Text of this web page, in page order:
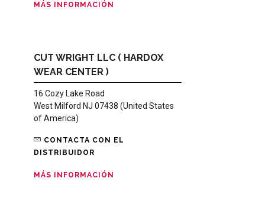
MÁS INFORMACIÓN
CUT WRIGHT LLC ( HARDOX
WEAR CENTER )
16 Cozy Lake Road
West Milford NJ 07438 (United States
of America)
CONTACTA CON EL
DISTRIBUIDOR
MÁS INFORMACIÓN